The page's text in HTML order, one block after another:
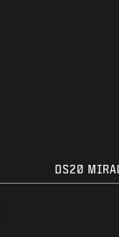
DS20